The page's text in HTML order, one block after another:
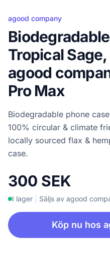
agood company
Tropical Sage,
agood
Pro Max
Biodegradable phone
100% circular & climate
locally sourced flax &
case.
300 SEK
I lager Säljs av agood
Köp nu hos